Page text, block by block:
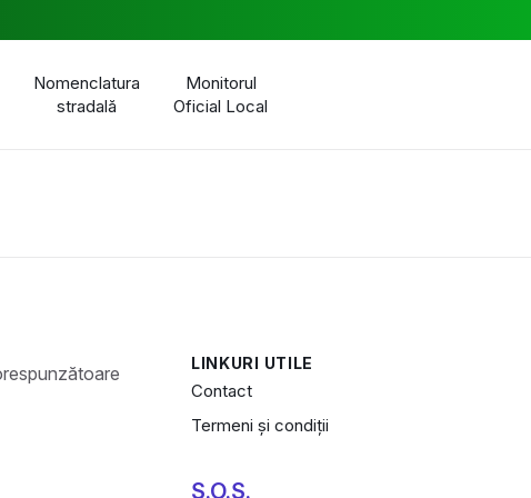
Nomenclatura
stradală
Monitorul
Oficial Local
LINKURI UTILE
Contact
Termeni și condiții
S.O.S.